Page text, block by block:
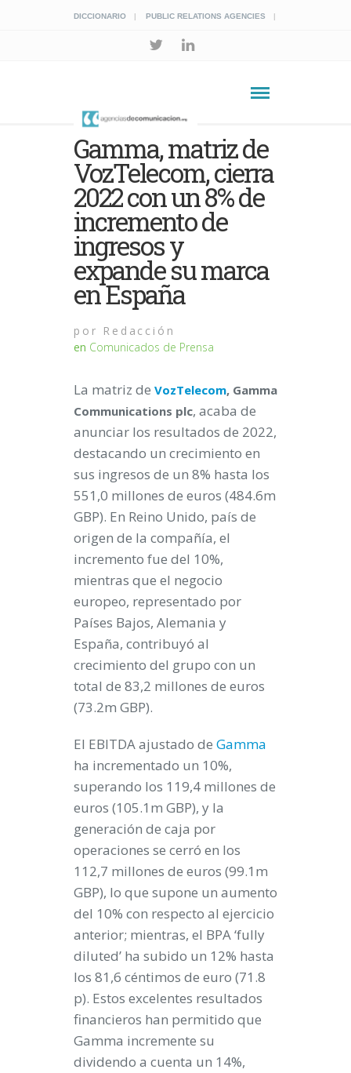
DICCIONARIO PUBLIC RELATIONS AGENCIES
Gamma, matriz de
VozTelecom, cierra
2022 con un 8% de
incremento de
ingresos y
expande su marca
en España
por Redacción
en Comunicados de Prensa
La matriz de VozTelecom, Gamma
Communications plc, acaba de
anunciar los resultados de 2022,
destacando un crecimiento en
sus ingresos de un 8% hasta los
551,0 millones de euros (484.6m
GBP). En Reino Unido, país de
origen de la compañía, el
incremento fue del 10%,
mientras que el negocio
europeo, representado por
Países Bajos, Alemania y
España, contribuyó al
crecimiento del grupo con un
total de 83,2 millones de euros
(73.2m GBP).
El EBITDA ajustado de Gamma
ha incrementado un 10%,
superando los 119,4 millones de
euros (105.1m GBP), y la
generación de caja por
operaciones se cerró en los
112,7 millones de euros (99.1m
GBP), lo que supone un aumento
del 10% con respecto al ejercicio
anterior; mientras, el BPA ‘fully
diluted’ ha subido un 12% hasta
los 81,6 céntimos de euro (71.8
p). Estos excelentes resultados
financieros han permitido que
Gamma incremente su
dividendo a cuenta un 14%,